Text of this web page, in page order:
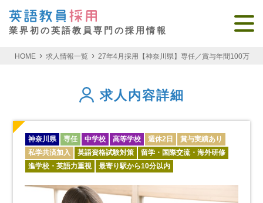
業界初の英語教員専門の採用情報
HOME 求人情報一覧 27年4月採用【神奈川県】専任／賞与年間100万円
求人内容詳細
神奈川県 専任 中学校 高等学校 週休2日
賞与実績あり
私学共済加入
英語資格試験対策
留学・国際交流・海外研修
進学校・英語力重視
最寄り駅から10分以内